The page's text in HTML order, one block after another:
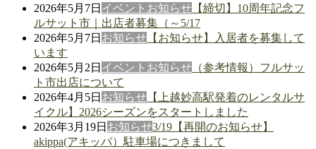
2026年5月7日 イベント お知らせ 【締切】10周年記念フ
ルサット市｜出店者募集（～5/17
2026年5月7日 お知らせ 【お知らせ】入居者を募集して
います
2026年5月2日 イベント お知らせ （参考情報）フルサッ
ト市出店について
2026年4月5日 お知らせ 【上越妙高駅発着のレンタルサ
イクル】2026シーズンをスタートしました
2026年3月19日 お知らせ3/19【再開のお知らせ】
akippa(アキッパ）駐車場につきまして